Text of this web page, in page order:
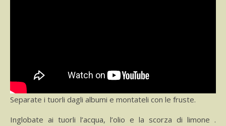
Separate i tuorli dagli albumi e montateli con le fruste.
Inglobate ai tuorli l’acqua, l’olio e la scorza di limone .